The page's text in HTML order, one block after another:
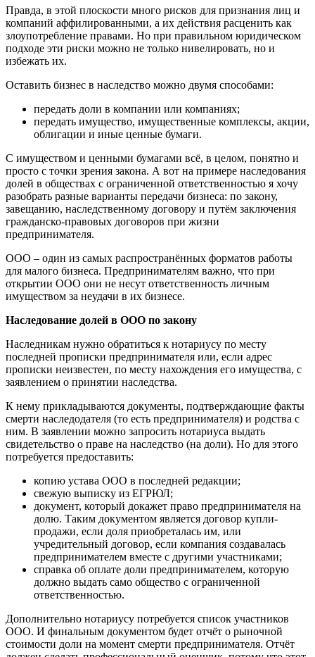
Правда, в этой плоскости много рисков для признания лиц и
компаний аффилированными, а их действия расценить как
злоупотребление правами. Но при правильном юридическом
подходе эти риски можно не только нивелировать, но и
избежать их.
Оставить бизнес в наследство можно двумя способами:
передать доли в компании или компаниях;
передать имущество, имущественные комплексы, акции,
облигации и иные ценные бумаги.
С имуществом и ценными бумагами всё, в целом, понятно и
просто с точки зрения закона. А вот на примере наследования
долей в обществах с ограниченной ответственностью я хочу
разобрать разные варианты передачи бизнеса: по закону,
завещанию, наследственному договору и путём заключения
гражданско-правовых договоров при жизни
предпринимателя.
ООО – один из самых распространённых форматов работы
для малого бизнеса. Предпринимателям важно, что при
открытии ООО они не несут ответственность личным
имуществом за неудачи в их бизнесе.
Наследование долей в ООО по закону
Наследникам нужно обратиться к нотариусу по месту
последней прописки предпринимателя или, если адрес
прописки неизвестен, по месту нахождения его имущества, с
заявлением о принятии наследства.
К нему прикладываются документы, подтверждающие факты
смерти наследодателя (то есть предпринимателя) и родства с
ним. В заявлении можно запросить нотариуса выдать
свидетельство о праве на наследство (на доли). Но для этого
потребуется предоставить:
копию устава ООО в последней редакции;
свежую выписку из ЕГРЮЛ;
документ, который докажет право предпринимателя на
долю. Таким документом является договор купли-
продажи, если доля приобреталась им, или
учредительный договор, если компания создавалась
предпринимателем вместе с другими участниками;
справка об оплате доли предпринимателем, которую
должно выдать само общество с ограниченной
ответственностью.
Дополнительно нотариусу потребуется список участников
ООО. И финальным документом будет отчёт о рыночной
стоимости доли на момент смерти предпринимателя. Отчёт